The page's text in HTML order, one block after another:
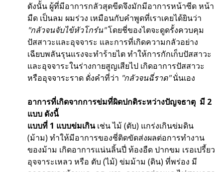
ดังนั้น ผู้ที่มีอาการกลัวสุดขีดจึงมักมีอาการหน้าซีด หน้า
มืด เป็นลม ผมร่วง เหมือนกับคำพูดที่เราเคยได้ยินว่า
"กลัวจนจับไข้หัวโกร๋น"โดยชี่ของไตจะดูดรั้งควบคุม
ปัสสาวะและอุจจาระ และการที่เกิดความกลัวอย่าง
เฉียบพลันรุนแรงจะทำร้ายไต ทำให้การกักเก็บปัสสาวะ
และอุจจาระในร่างกายสูญเสียไป เกิดอาการปัสสาวะ
หรืออุจจาระราด ดั่งคำที่ว่า "กลัวจนฉี่ราด"นั่นเอง
อาการที่เกิดจากการข่มที่ผิดปกติระหว่างปัญจธาตุ มี 2
แบบ ดังนี้
แบบที่ 1 แบบข่มเกินเช่น ไม้ (ตับ) แกร่งเกินข่มดิน
(ม้าม) ทำให้มีอาการของชี่ติดขัดส่งผลต่อการทำงาน
ของม้าม เกิดอาการแน่นลิ้นปี่ ท้องอืด ปากขม เรอเปรี้ยว
อุจจาระเหลว หรือ ตับ (ไม้) ข่มม้าม (ดิน) ที่พร่อง มี